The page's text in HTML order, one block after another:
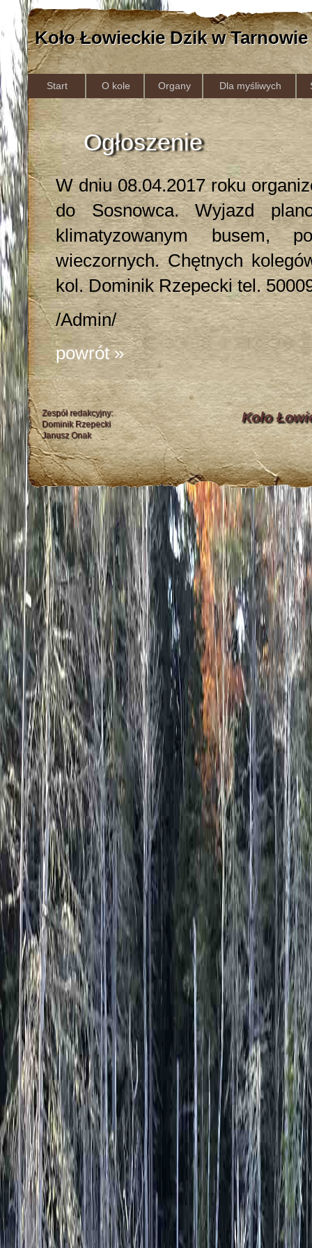
Koło Łowieckie Dzik w Tarnowie
Start O kole Organy Dla myśliwych
Ogłoszenie
W dniu 08.04.2017 roku
do Sosnowca. Wyjazd
klimatyzowanym busem,
wieczornych. Chętnych
kol. Dominik Rzepecki tel.
/Admin/
powrót »
Zespół redakcyjny:
Dominik Rzepecki
Janusz Onak
Koło